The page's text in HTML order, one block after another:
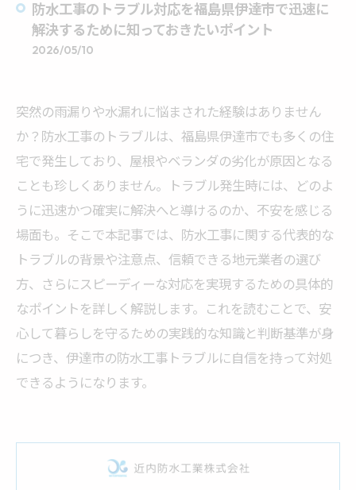
防水工事のトラブル対応を福島県伊達市で迅速に
解決するために知っておきたいポイント
2026/05/10
突然の雨漏りや水漏れに悩まされた経験はありません
か？防水工事のトラブルは、福島県伊達市でも多くの住
宅で発生しており、屋根やベランダの劣化が原因となる
ことも珍しくありません。トラブル発生時には、どのよ
うに迅速かつ確実に解決へと導けるのか、不安を感じる
場面も。そこで本記事では、防水工事に関する代表的な
トラブルの背景や注意点、信頼できる地元業者の選び
方、さらにスピーディーな対応を実現するための具体的
なポイントを詳しく解説します。これを読むことで、安
心して暮らしを守るための実践的な知識と判断基準が身
につき、伊達市の防水工事トラブルに自信を持って対処
できるようになります。